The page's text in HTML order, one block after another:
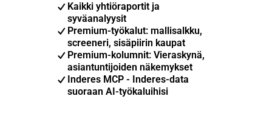
Kaikki yhtiöraportit ja
syväanalyysit
Premium-työkalut: mallisalkku,
screeneri, sisäpiirin kaupat
Premium-kolumnit: Vieraskynä,
asiantuntijoiden näkemykset
Inderes MCP - Inderes-data
suoraan AI-työkaluihisi